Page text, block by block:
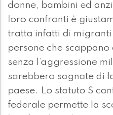
donne, bambini ed
loro confronti è
tratta infatti di migranti
persone che
senza l’aggressione
sarebbero sognate di
paese. Lo statuto S
federale permette la